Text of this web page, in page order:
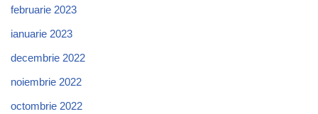
februarie 2023
ianuarie 2023
decembrie 2022
noiembrie 2022
octombrie 2022